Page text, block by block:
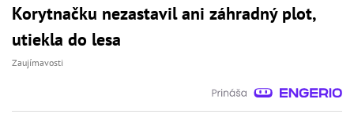
Korytnačku nezastavil ani záhradný plot,
utiekla do lesa
Zaujímavosti